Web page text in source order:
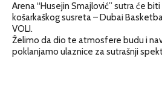
Arena “Husejin Smajlović” sutra će
košarkaškog susreta – Dubai
VOLI.
Želimo da dio te atmosfere budu i
poklanjamo ulaznice za sutrašnji